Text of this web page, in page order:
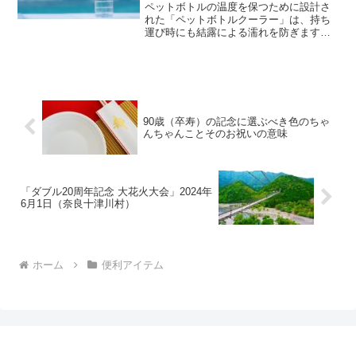
ペットボトルの温度を保つために設計さ
れた「ペットボトルクーラー」は、持ち
運び時にも結露による濡れを防ぎます。
90歳（卒寿）の記念に選ぶべき色のちゃ
んちゃんことそのお祝いの意味
「ダブル20周年記念 大花火大会」2024年
6月1日（奈良十津川村）
ホーム 便利アイテム